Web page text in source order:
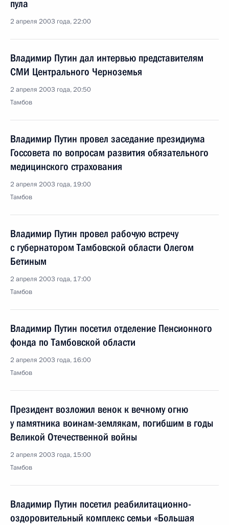
пула
2 апреля 2003 года, 22:00
Владимир Путин дал интервью представителям
СМИ Центрального Черноземья
2 апреля 2003 года, 20:50
Тамбов
Владимир Путин провел заседание президиума
Госсовета по вопросам развития обязательного
медицинского страхования
2 апреля 2003 года, 19:00
Тамбов
Владимир Путин провел рабочую встречу
с губернатором Тамбовской области Олегом
Бетиным
2 апреля 2003 года, 17:00
Тамбов
Владимир Путин посетил отделение Пенсионного
фонда по Тамбовской области
2 апреля 2003 года, 16:00
Тамбов
Президент возложил венок к вечному огню
у памятника воинам-землякам, погибшим в годы
Великой Отечественной войны
2 апреля 2003 года, 15:00
Тамбов
Владимир Путин посетил реабилитационно-
оздоровительный комплекс семьи «Большая